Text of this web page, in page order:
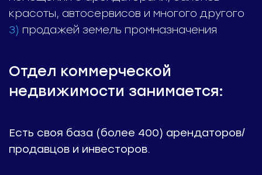
красоты, автосервисов и многого другого
3) продажей земель промназначения
Отдел коммерческой
недвижимости занимается:
Есть своя база (более 400) арендаторов/
продавцов и инвесторов.